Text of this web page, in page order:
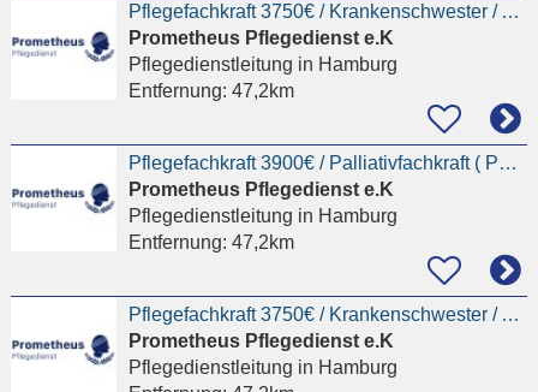
Pflegefachkraft 3750€ / Krankenschwester / Altenpflegerin / Krankenpfleger || Pflegedienstleitung
Prometheus Pflegedienst e.K
Pflegedienstleitung in Hamburg
Entfernung: 47,2km
Pflegefachkraft 3900€ / Palliativfachkraft ( Palliative Care ) / Krankenschwester /
Prometheus Pflegedienst e.K
Pflegedienstleitung in Hamburg
Entfernung: 47,2km
Pflegefachkraft 3750€ / Krankenschwester / Altenpflegerin / Krankenpfleger || Pflegedienstleitung
Prometheus Pflegedienst e.K
Pflegedienstleitung in Hamburg